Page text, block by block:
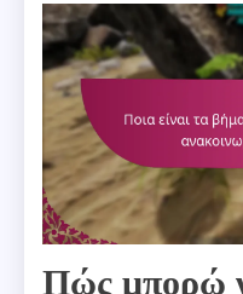
Πώς μπορώ